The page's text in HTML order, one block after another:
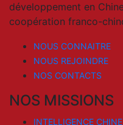
développement en
coopération franco-
NOUS CONNAITRE
NOUS REJOINDRE
NOS CONTACTS
NOS MISSIONS
INTELLIGENCE